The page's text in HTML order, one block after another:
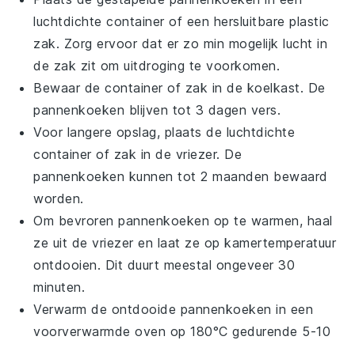
luchtdichte container of een hersluitbare plastic
zak. Zorg ervoor dat er zo min mogelijk lucht in
de zak zit om uitdroging te voorkomen.
Bewaar de container of zak in de koelkast. De
pannenkoeken blijven tot 3 dagen vers.
Voor langere opslag, plaats de luchtdichte
container of zak in de vriezer. De
pannenkoeken kunnen tot 2 maanden bewaard
worden.
Om bevrorenpannenkoeken op te warmen, haal
ze uit de vriezer en laat ze op kamertemperatuur
ontdooien. Dit duurt meestal ongeveer 30
minuten.
Verwarm de ontdooide pannenkoeken in een
voorverwarmde oven op 180°C gedurende 5-10